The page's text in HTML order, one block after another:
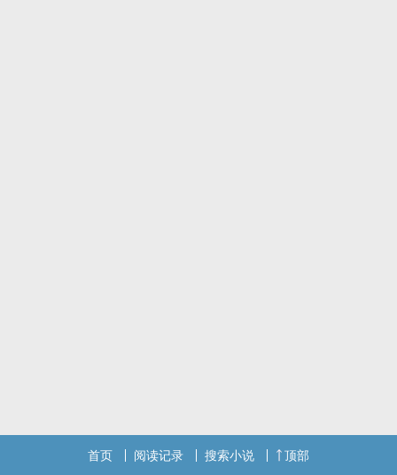
首页 阅读记录 搜索小说 顶部